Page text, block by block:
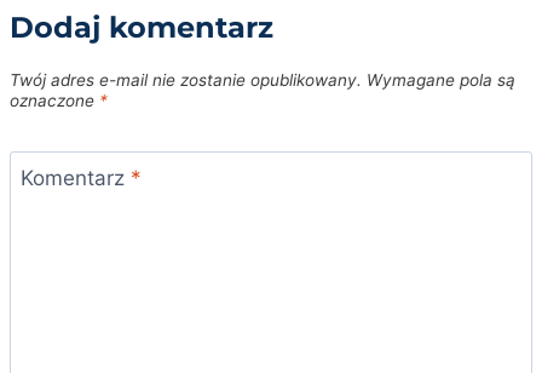
Dodaj komentarz
Twój adres e-mail nie zostanie opublikowany. Wymagane pola są
oznaczone *
Komentarz *